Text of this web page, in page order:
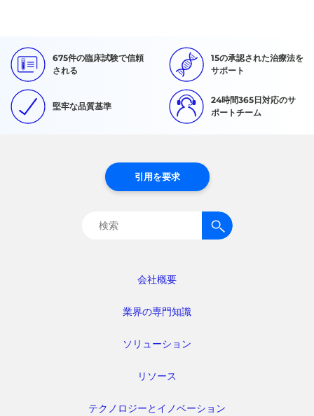
675件の臨床試験で信頼
される
15の承認された治療法を
サポート
堅牢な品質基準
24時間365日対応のサ
ポートチーム
会社概要
業界の専門知識
ソリューション
リソース
テクノロジーとイノベーション
引用を要求
検